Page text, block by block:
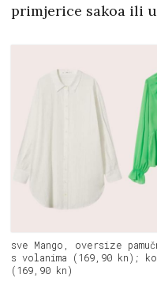
primjerice sakoa ili
sve Mango, oversize
s volanima (169,90 kn);
(169,90 kn)